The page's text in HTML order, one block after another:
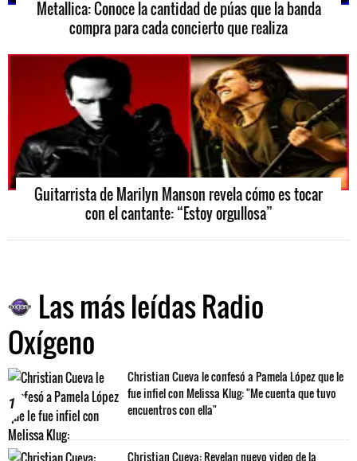
Metallica: Conoce la cantidad de púas que la banda
compra para cada concierto que realiza
Guitarrista de Marilyn Manson revela cómo es tocar
con el cantante: “Estoy orgullosa”
Las más leídas Radio
Oxígeno
1
Christian Cueva le confesó a Pamela López que le
fue infiel con Melissa Klug: "Me cuenta que tuvo
encuentros con ella"
Christian Cueva: Revelan nuevo video de la